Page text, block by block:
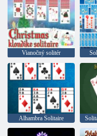
Vianočný solitér
Alhambra Solitaire